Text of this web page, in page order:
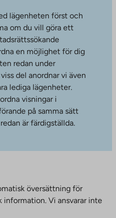
lägenheten först och
om du vill göra ett
en möjlighet för dig
redan under
del anordnar vi även
lediga lägenheter.
visningar i
på samma sätt
är färdigställda.
översättning för
Vi ansvarar inte